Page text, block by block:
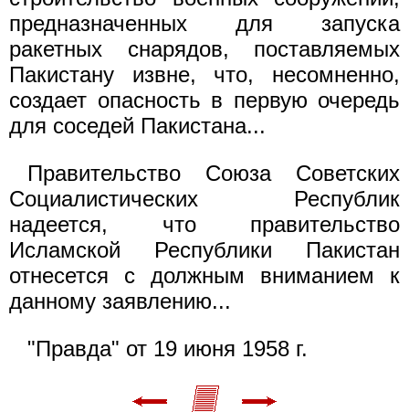
предназначенных для запуска
ракетных снарядов, поставляемых
Пакистану извне, что, несомненно,
создает опасность в первую очередь
для соседей Пакистана...
Правительство Союза Советских
Социалистических Республик
надеется, что правительство
Исламской Республики Пакистан
отнесется с должным вниманием к
данному заявлению...
"Правда" от 19 июня 1958 г.